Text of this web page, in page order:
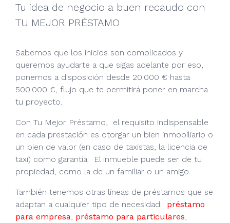
Tu idea de negocio a buen recaudo con
TU MEJOR PRÉSTAMO
Sabemos que los inicios son complicados y
queremos ayudarte a que sigas adelante por eso,
ponemos a disposición desde 20.000 € hasta
500.000 €, flujo que te permitirá poner en marcha
tu proyecto.
Con Tu Mejor Préstamo, el requisito indispensable
en cada prestación es otorgar un bien inmobiliario o
un bien de valor (en caso de taxistas, la licencia de
taxi) como garantía. El inmueble puede ser de tu
propiedad, como la de un familiar o un amigo.
También tenemos otras líneas de préstamos que se
adaptan a cualquier tipo de necesidad: préstamo
para empresa préstamo para particulares